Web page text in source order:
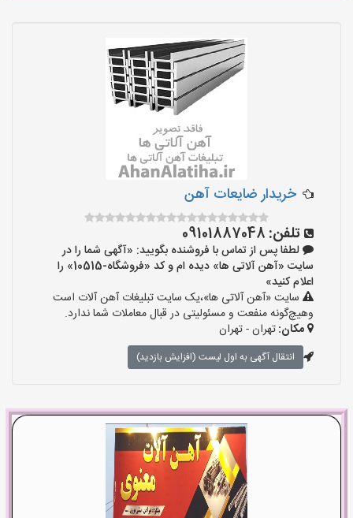
خریدار ضایعات آهن
تلفن: 09101887048
لطفا پس از تماس با فروشنده بگویید: «آگهی شما را در
سایت «آهن آلاتی ها» دیده ام و کد «فروشگاه-10515» را
اعلام کنید»
سایت «آهن آلاتی ها»،یک سایت تبلیغات آهن آلات است
وهیچ‌گونه منفعت و مسئولیتی در قبال معاملات شما ندارد.
مکان:تهران - تهران
انتقال آگهی به اول لیست (افزایش بازدید)